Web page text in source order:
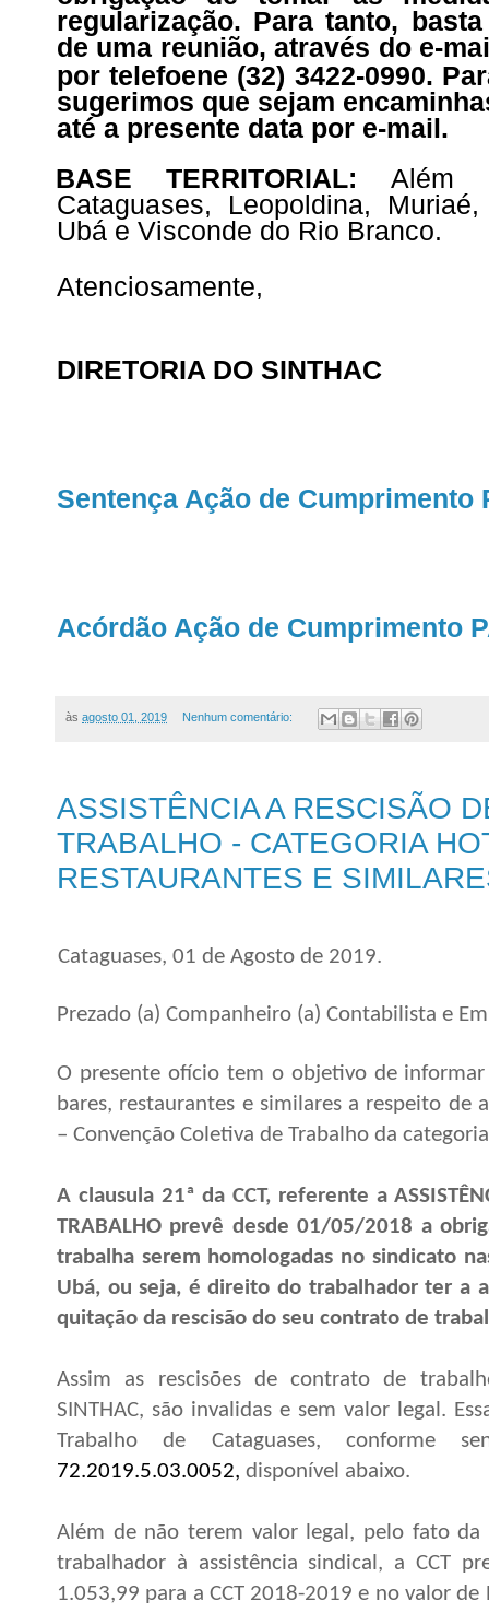
regularização. Para tanto,
de uma reunião, através do e-
por telefoene (32) 3422-0990.
sugerimos que sejam
até a presente data por e-mail.
BASE TERRITORIAL: Além
Cataguases, Leopoldina,
Ubá e Visconde do Rio Branco.
Atenciosamente,
DIRETORIA DO SINTHAC
Sentença Ação de Cumprimento
Acórdão Ação de Cumprimento
às agosto 01, 2019 Nenhum comentário:
ASSISTÊNCIA A RESCISÃO
TRABALHO - CATEGORIA
RESTAURANTES E
Cataguases, 01 de Agosto de 2019.
Prezado (a) Companheiro (a) Contabilista e
O presente ofício tem o objetivo de
bares, restaurantes e similares a respeito de
– Convenção Coletiva de Trabalho da
A clausula 21ª da CCT, referente a
TRABALHO prevê desde 01/05/2018 a
trabalha serem homologadas no sindicato
Ubá, ou seja, é direito do trabalhador ter a
quitação da rescisão do seu contrato de
Assim as rescisões de contrato de
SINTHAC, são invalidas e sem valor legal.
Trabalho de Cataguases, conforme
72.2019.5.03.0052, disponível abaixo.
Além de não terem valor legal, pelo fato
trabalhador à assistência sindical, a CCT
1.053,99 para a CCT 2018-2019 e no valor